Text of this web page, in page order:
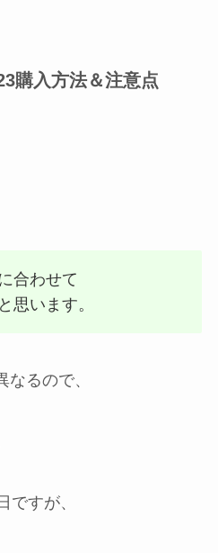
購入方法＆注意点
合わせて
思います。
るので、
ですが、